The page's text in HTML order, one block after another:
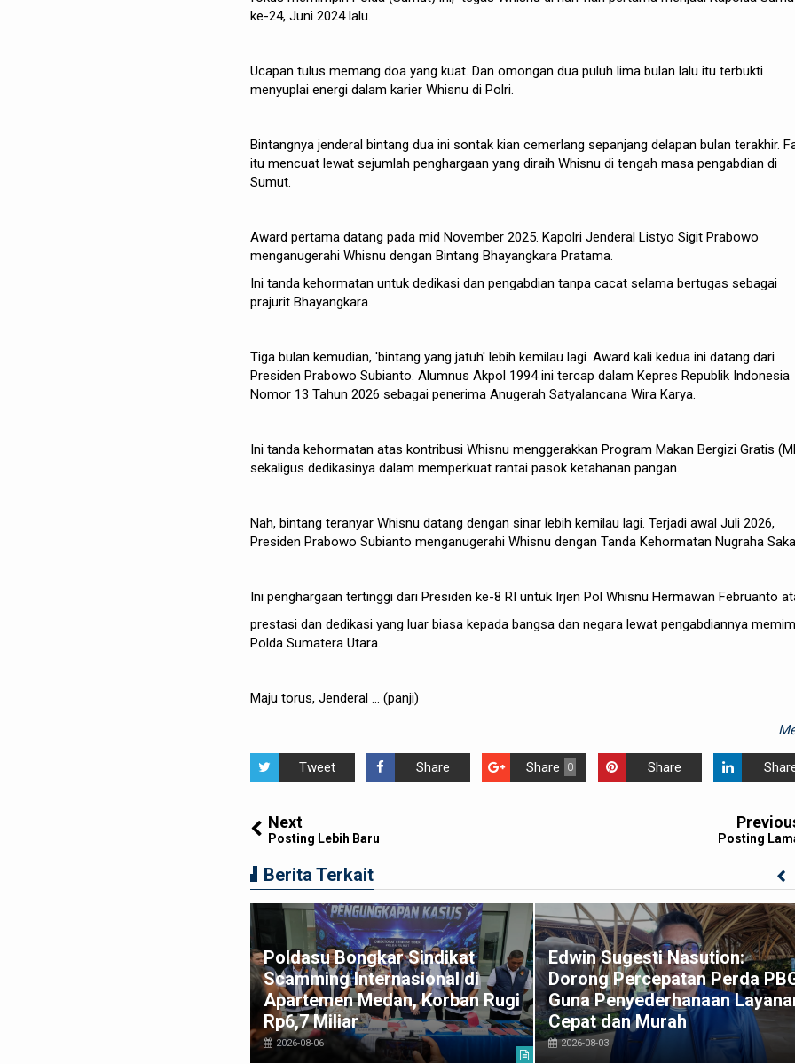
ke-24, Juni 2024 lalu.
Ucapan tulus memang doa yang kuat. Dan omongan dua puluh lima bulan lalu itu terbukti
menyuplai energi dalam karier Whisnu di Polri.
Bintangnya jenderal bintang dua ini sontak kian cemerlang sepanjang delapan bulan terakhir.
itu mencuat lewat sejumlah penghargaan yang diraih Whisnu di tengah masa pengabdian di
Sumut.
Award pertama datang pada mid November 2025. Kapolri Jenderal Listyo Sigit Prabowo
menganugerahi Whisnu dengan Bintang Bhayangkara Pratama.
Ini tanda kehormatan untuk dedikasi dan pengabdian tanpa cacat selama bertugas sebagai
prajurit Bhayangkara.
Tiga bulan kemudian, 'bintang yang jatuh' lebih kemilau lagi. Award kali kedua ini datang dari
Presiden Prabowo Subianto. Alumnus Akpol 1994 ini tercap dalam Kepres Republik Indonesia
Nomor 13 Tahun 2026 sebagai penerima Anugerah Satyalancana Wira Karya.
Ini tanda kehormatan atas kontribusi Whisnu menggerakkan Program Makan Bergizi Gratis
sekaligus dedikasinya dalam memperkuat rantai pasok ketahanan pangan.
Nah, bintang teranyar Whisnu datang dengan sinar lebih kemilau lagi. Terjadi awal Juli 2026,
Presiden Prabowo Subianto menganugerahi Whisnu dengan Tanda Kehormatan Nugraha
Ini penghargaan tertinggi dari Presiden ke-8 RI untuk Irjen Pol Whisnu Hermawan Februanto
prestasi dan dedikasi yang luar biasa kepada bangsa dan negara lewat pengabdiannya
Polda Sumatera Utara.
Maju torus, Jenderal ... (panji)
Tweet Share 0
Share Share
Next
Posting Lebih Baru Posting
Berita Terkait
Poldasu Bongkar Sindikat
Scamming Internasional di
Apartemen Medan, Korban Rugi
Rp6,7 Miliar
2026-08-06
Edwin Sugesti Nasution:
Dorong Percepatan Perda
Guna Penyederhanaan
Cepat dan Murah
2026-08-03